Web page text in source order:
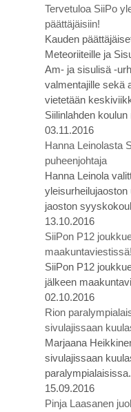
Tervetuloa SiiPo
päättäjäisiin!
Kauden
Meteoriiteille ja
Am- ja sisulisä -
valmentajille sekä
vietetään
Siilinlahden
03.11.2016
Hanna Leinolasta
puheenjohtaja
Hanna Leinola
jaoston
13.10.2016
SiiPon P12
maakuntaviestissä!
SiiPon P12
jälkeen
02.10.2016
Rion
sivulajissaan
Marjaana
sivulajissaan
paralympialaisissa.
15.09.2016
Pinja Laasanen